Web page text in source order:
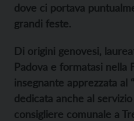
dove ci portava
grandi feste.
Di origini genovesi,
Padova e formatasi nella
insegnante apprezzata al
dedicata anche al
consigliere comunale a